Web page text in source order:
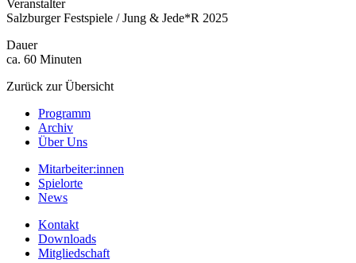
Veranstalter
Salzburger Festspiele / Jung & Jede*R 2025
Dauer
ca. 60 Minuten
Zurück zur Übersicht
Programm
Archiv
Über Uns
Mitarbeiter:innen
Spielorte
News
Kontakt
Downloads
Mitgliedschaft